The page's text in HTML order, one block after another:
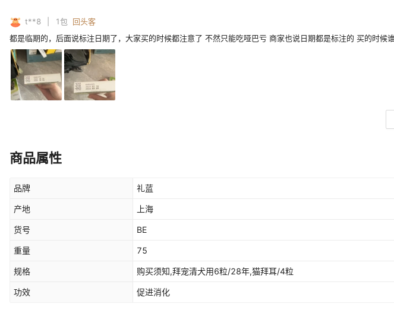
t**8 1包
回头客
都是临期的，后面说标注日期了，大家买的时候都注意了 不然只能吃哑巴亏 商家也说日期都是标注的 买的时
商品属性
品牌 礼蓝
产地 上海
货号 BE
重量 75
规格 购买须知,拜宠清犬用6粒/28年,猫拜耳/4粒
功效 促进消化